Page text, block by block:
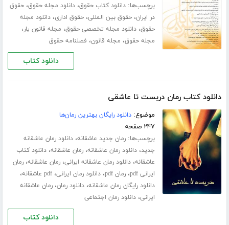
برچسب‌ها:دانلود کتاب حقوق،دانلود مجله حقوق،حقوق
در ایران،حقوق بین المللی،حقوق اداری،دانلود مجله
حقوق،دانلود مجله تخصصی حقوق، مجله قانون یار،
مجله حقوق، مجله قانون، فصلنامه حقوق
دانلود کتاب
دانلود کتاب رمان دربست تا عاشقی
موضوع:دانلود رایگان بهترین رمان‌ها
۲۴۷ صفحه
برچسب‌ها:رمان جدید عاشقانه،دانلود رمان عاشقانه
جدید،دانلود رمان عاشقانه،رمان عاشقانه،دانلود کتاب
عاشقانه،دانلود رمان عاشقانه ایرانی،رمان عاشقانه،رمان
ایرانی pdf
،رمان pdf ،دانلود رمان ایرانی،pdf عاشقانه ،
دانلود رایگان رمان عاشقانه،دانلود رمان،رمان عاشقانه
ایرانی،دانلود رمان اجتماعی
دانلود کتاب